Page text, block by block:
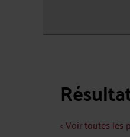
< Voir toutes les